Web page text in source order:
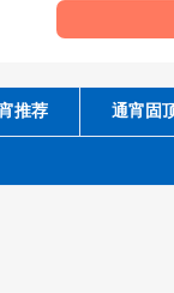
推荐 通宵固